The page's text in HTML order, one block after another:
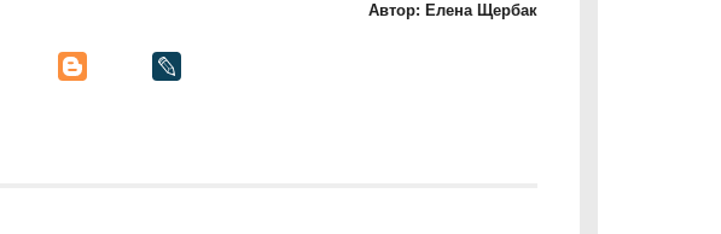
Автор: Елена Щербак